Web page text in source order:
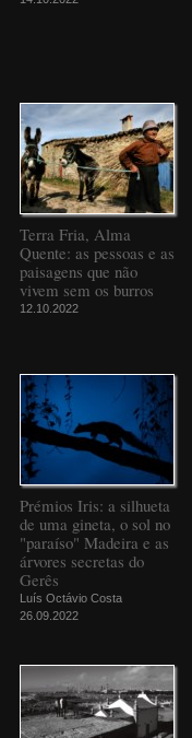
Terra Fria, Alma
Quente: as pessoas e as
paisagens que não
vivem sem os burros
12.10.2022
Prémios Iris: a silhueta
de uma gineta, o sol no
"paraíso" Madeira e as
árvores secretas do
Gerês
Luís Octávio Costa
26.09.2022